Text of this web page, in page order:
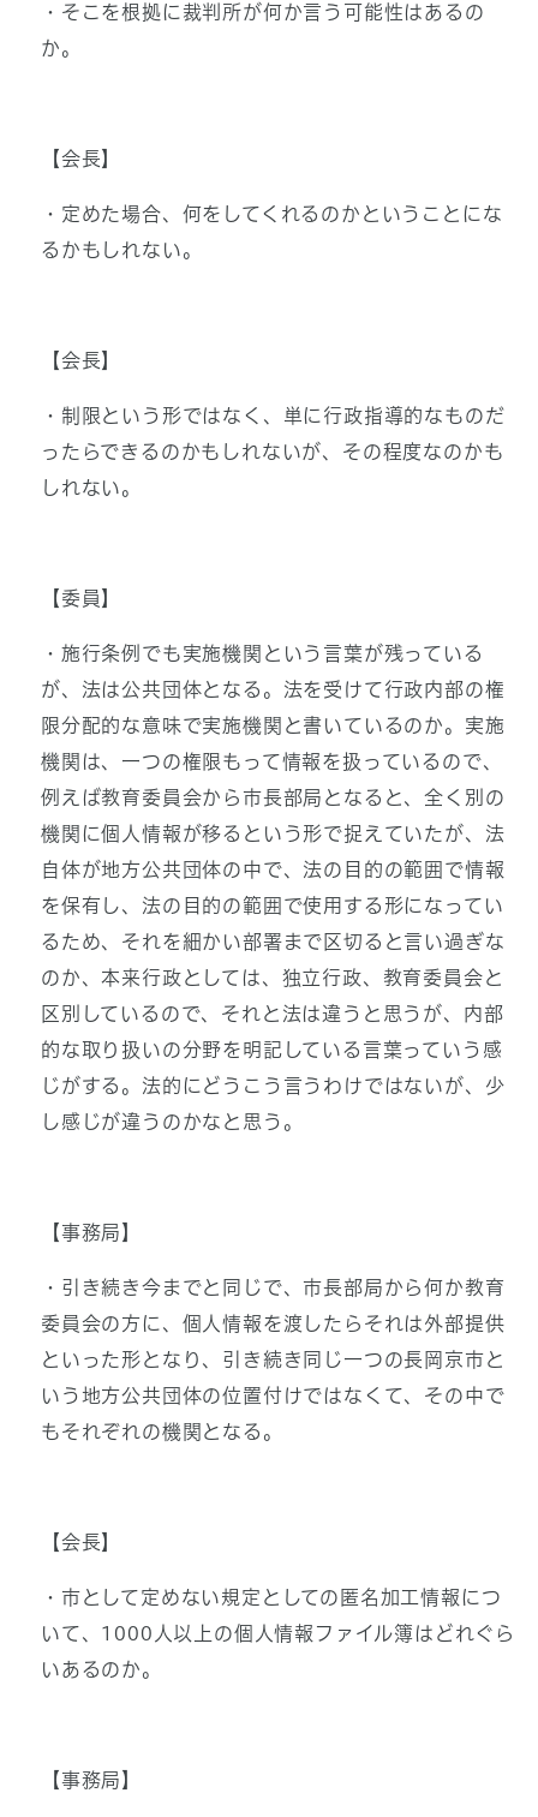
・そこを根拠に裁判所が何か言う可能性はあるの
か。
【会長】
・定めた場合、何をしてくれるのかということにな
るかもしれない。
【会長】
・制限という形ではなく、単に行政指導的なものだ
ったらできるのかもしれないが、その程度なのかも
しれない。
【委員】
・施行条例でも実施機関という言葉が残っている
が、法は公共団体となる。法を受けて行政内部の権
限分配的な意味で実施機関と書いているのか。実施
機関は、一つの権限もって情報を扱っているので、
例えば教育委員会から市長部局となると、全く別の
機関に個人情報が移るという形で捉えていたが、法
自体が地方公共団体の中で、法の目的の範囲で情報
を保有し、法の目的の範囲で使用する形になってい
るため、それを細かい部署まで区切ると言い過ぎな
のか、本来行政としては、独立行政、教育委員会と
区別しているので、それと法は違うと思うが、内部
的な取り扱いの分野を明記している言葉っていう感
じがする。法的にどうこう言うわけではないが、少
し感じが違うのかなと思う。
【事務局】
・引き続き今までと同じで、市長部局から何か教育
委員会の方に、個人情報を渡したらそれは外部提供
といった形となり、引き続き同じ一つの長岡京市と
いう地方公共団体の位置付けではなくて、その中で
もそれぞれの機関となる。
【会長】
・市として定めない規定としての匿名加工情報につ
いて、1000人以上の個人情報ファイル簿はどれぐら
いあるのか。
【事務局】